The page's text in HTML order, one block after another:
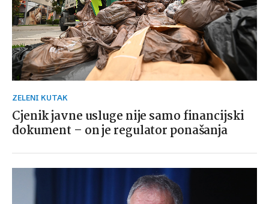
ZELENI KUTAK
Cjenik javne usluge nije samo financijski
dokument – on je regulator ponašanja